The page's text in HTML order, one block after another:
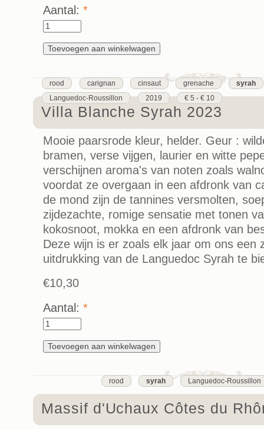
Aantal: *
rood carignan cinsaut grenache
syrah
Languedoc-Roussillon
2019 € 5 - € 10
Villa Blanche Syrah 2023
Mooie paarsrode kleur, helder. Geur :
bramen, verse vijgen, laurier en witte
verschijnen aroma's van noten zoals
voordat ze overgaan in een afdronk van
de mond zijn de tannines versmolten,
zijdezachte, romige sensatie met tonen
kokosnoot, mokka en een afdronk van
Deze wijn is er zoals elk jaar om ons een
uitdrukking van de Languedoc Syrah te
€10,30
Aantal: *
rood syrah Languedoc-Roussillon
Massif d'Uchaux Côtes du